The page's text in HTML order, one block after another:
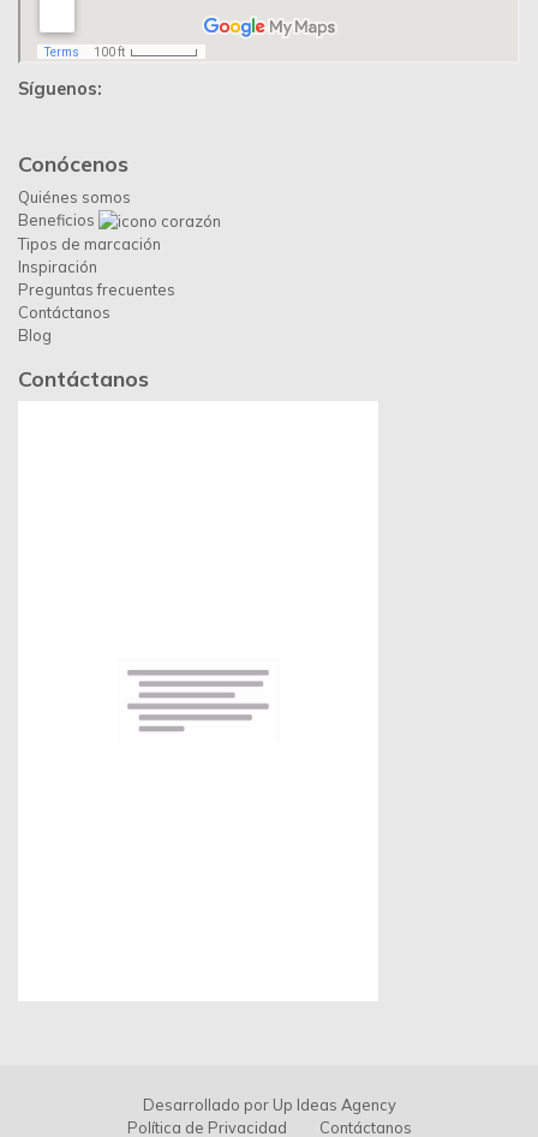
Síguenos:
Conócenos
Quiénes somos
Beneficios
Tipos de marcación
Inspiración
Preguntas frecuentes
Contáctanos
Blog
Contáctanos
Desarrollado por Up Ideas Agency
Política de Privacidad
Contáctanos